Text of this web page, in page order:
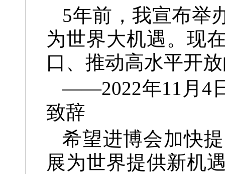
5年前，我宣布举
为世界大机遇。现
口、推动高水平开
——2022年11月4
致辞
希望进博会加快
展为世界提供新机